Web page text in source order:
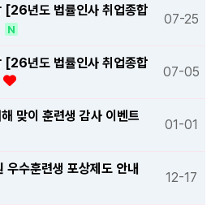
[26년도 법률인사 취업종합
N
07-25
[26년도 법률인사 취업종합
07-05
맞이 훈련생 감사 이벤트
01-01
우수훈련생 포상제도 안내
12-17